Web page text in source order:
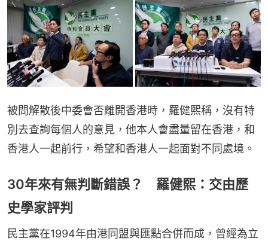
被問解散後中委會否離開香港時，羅健熙稱，沒有特
別去查詢每個人的意見，他本人會盡量留在香港，和
香港人一起前行，希望和香港人一起面對不同處境。
30年來有無判斷錯誤？ 羅健熙：交由歷
史學家評判
民主黨在1994年由港同盟與匯點合併而成，曾經為立